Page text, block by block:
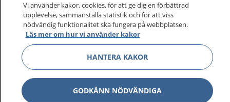
1177–tryggt om din hälsa och vård
På 1177.se får du råd om hälsa och information om
sjukdomar och vilka mottagningar du kan kontakta.
Logga in för att läsa din journal och göra dina
vårdärenden. Ring telefonnummer 1177 för
sjukvårdsrådgivning dygnet runt.
1177 ger dig råd när du vill må bättre.
Vi använder kakor, cookies, för att ge dig en förbättrad
upplevelse, sammanställa statistik och för att viss
nödvändig funktionalitet ska fungera på webbplatsen.
Läs mer om hur vi använder kakor
HANTERA KAKOR
GODKÄNN NÖDVÄNDIGA